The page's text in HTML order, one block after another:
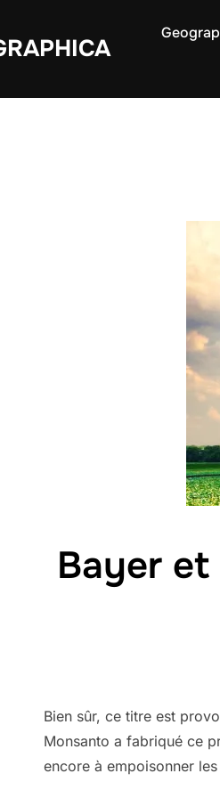
Bayer
Bien sûr, ce titre est
Monsanto a fabriqué ce
encore à empoisonner